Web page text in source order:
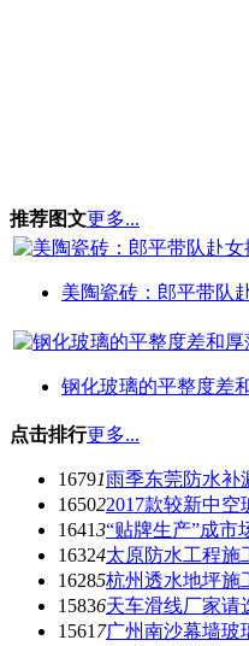
推荐图文更多...
美陶瓷砖：郎平带队
钢化玻璃的平整度差
点击排行更多...
16791雨季东莞防水补
165022017款较新中
16413“贴牌生产”成市
16324太原防水工程施
16285杭州透水地坪施
15836天车滑线厂家请
1561 7广州南沙幕墙玻